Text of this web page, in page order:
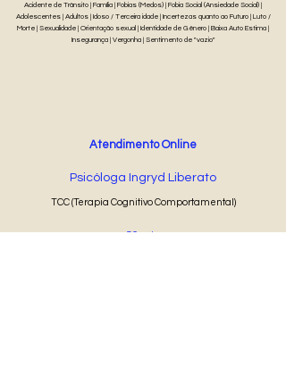
Acidente de Trânsito | Família | Fobias (Medos) | Fobia Social (Ansiedade Social) |
Adolescentes | Adultos | Idoso / Terceira idade | Incertezas quanto ao Futuro | Luto /
Morte | Sexualidade | Orientação sexual | Identidade de Gênero | Baixa Auto Estima |
Insegurança | Vergonha | Sentimento de "vazio"
Atendimento Online
Psicóloga Ingryd Liberato
TCC (Terapia Cognitivo Comportamental)
50 min